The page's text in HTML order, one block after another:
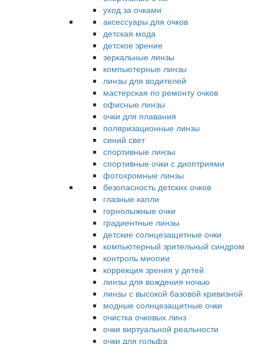
уход за очками
аксессуары для очков
детская мода
детское зрение
зеркальные линзы
компьютерные линзы
линзы для водителей
мастерская по ремонту очков
офисные линзы
очки для плавания
поляризационные линзы
синий свет
спортивные линзы
спортивные очки с диоптриями
фотохромные линзы
безопасность детских очков
глазные капли
горнолыжные очки
градиентные линзы
детские солнцезащитные очки
компьютерный зрительный синдром
контроль миопии
коррекция зрения у детей
линзы для вождения ночью
линзы с высокой базовой кривизной
модные солнцезащитные очки
очистка очковых линз
очки виртуальной реальности
очки для гольфа